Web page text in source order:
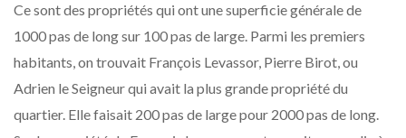
Ce sont des propriétés qui ont une superficie générale de
1000 pas de long sur 100 pas de large. Parmi les premiers
habitants, on trouvait François Levassor, Pierre Birot, ou
Adrien le Seigneur qui avait la plus grande propriété du
quartier. Elle faisait 200 pas de large pour 2000 pas de long.